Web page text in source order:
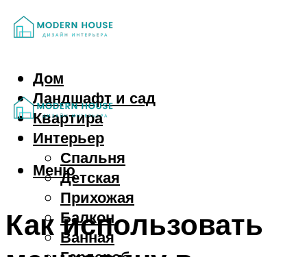
Дом
Ландшафт и сад
Квартира
Интерьер
Спальня
Детская
Прихожая
Балкон
Ванная
Меню
Как использовать